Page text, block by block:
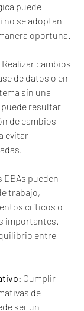
puede
no se adoptan
oportuna.
Realizar cambios
de datos o en
sin una
resultar
de cambios
evitar
DBAs pueden
trabajo,
críticos o
importantes.
entre
Cumplir
de
ser un